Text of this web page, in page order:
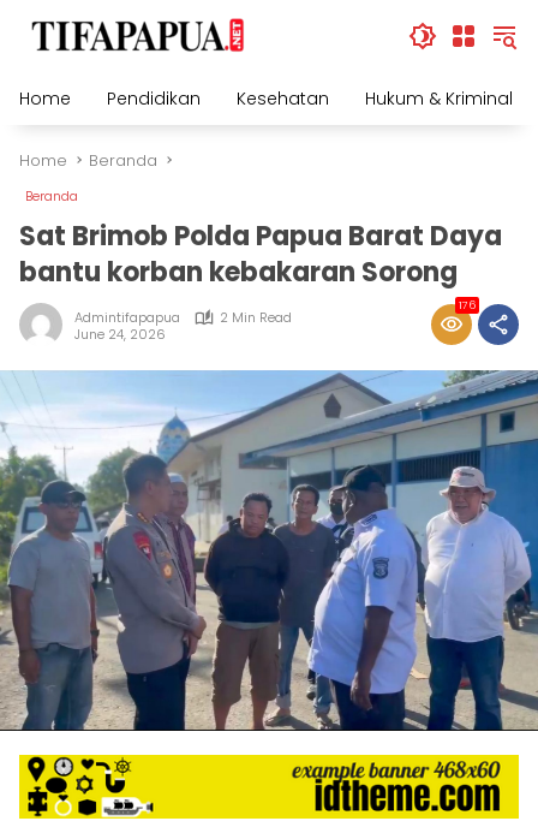
Home
Pendidikan Kesehatan Hukum & Kriminal
Home Beranda
Beranda
Sat Brimob Polda Papua Barat Daya
bantu korban kebakaran Sorong
Admintifapapua
2 Min Read
June 24, 2026
176